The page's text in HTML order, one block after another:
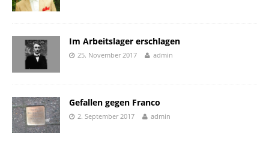
Im Arbeitslager erschlagen
25. November 2017 admin
Gefallen gegen Franco
2. September 2017 admin